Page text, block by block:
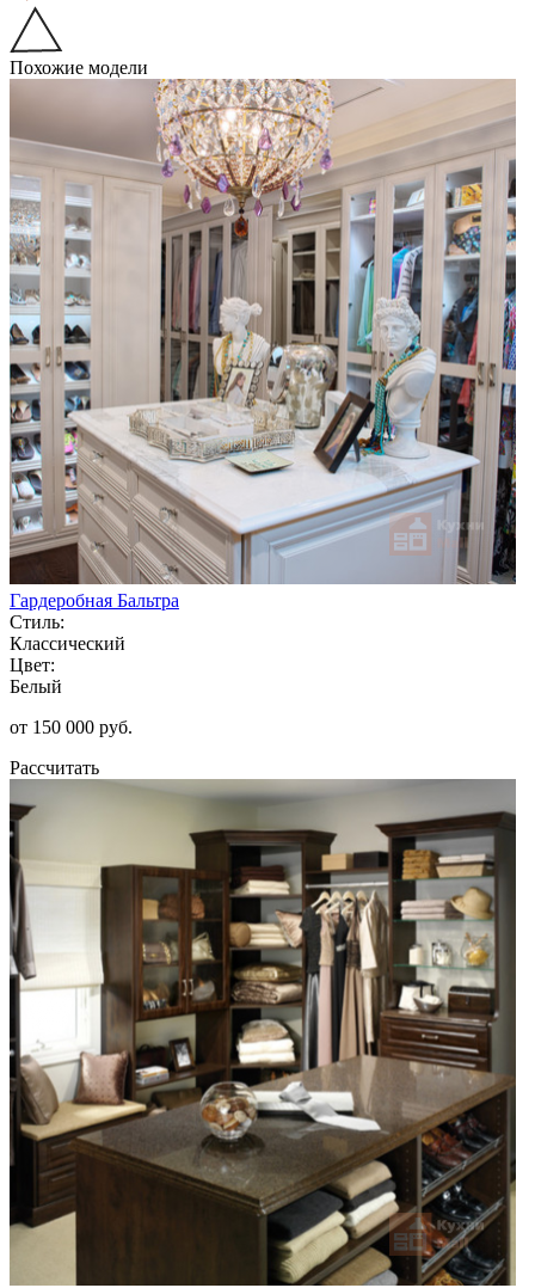
Похожие модели
Гардеробная Бальтра
Стиль:
Классический
Цвет:
Белый
от 150 000 руб.
Рассчитать